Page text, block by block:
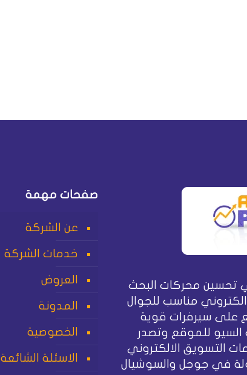
محركات البحث
مناسب للجوال
على سيرفرات قوية
للموقع وتصدر
التسويق الالكتروني
في جوجل والسوشيال
صفحات مهمة
عن الشركة
خدمات الشركة
العروض
المدونة
الخصوصية
الاسئلة الشائعة